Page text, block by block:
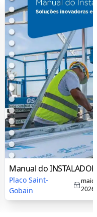
Manual do
Placo Saint-
Gobain
maio
2026